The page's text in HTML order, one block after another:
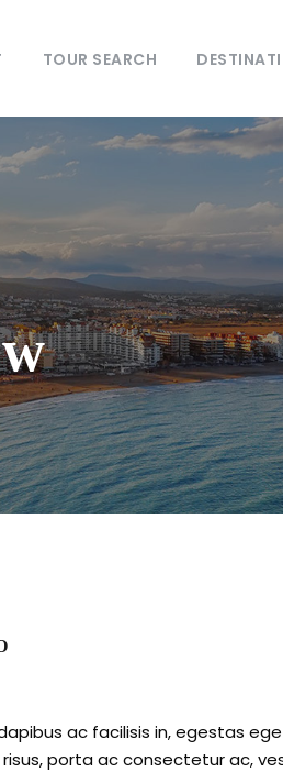
TOUR SEARCH
ac facilisis in, egestas
risus, porta ac consectetur ac,